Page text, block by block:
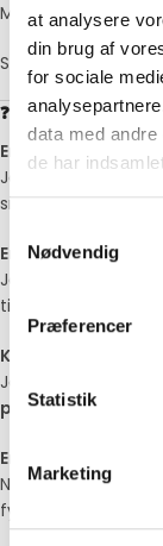
at analysere
din brug af
for sociale
data med
de har
Nødvendig
Præferencer
Statistik
Marketing
Må ikke fryses
Se datomærkning
❓ FAQ – Ofte
Er ricotta en ost?
Ja – ricotta er en
smag.
Er denne version
Ja – den er lavet
tilsætningsstoffer.
Kan den bruges i
Ja – ricotta er
pandekager
Er det en
Nej – ricotta
fylde.